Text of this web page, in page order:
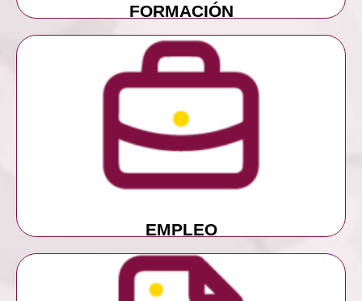
FORMACIÓN
EMPLEO
EMPLEO
MÁS INFORMACIÓN